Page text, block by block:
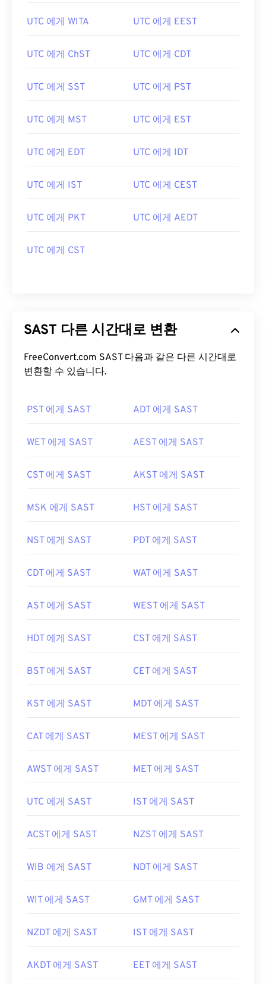
UTC 에게 WITA UTC 에게 EEST
UTC 에게 ChST UTC 에게 CDT
UTC 에게 SST UTC 에게 PST
UTC 에게 MST UTC 에게 EST
UTC 에게 EDT UTC 에게 IDT
UTC 에게 IST UTC 에게 CEST
UTC 에게 PKT UTC 에게 AEDT
UTC 에게 CST
SAST 다른 시간대로 변환
FreeConvert.com SAST 다음과 같은 다른 시간대로
변환할 수 있습니다.
PST 에게 SAST ADT 에게 SAST
WET 에게 SAST AEST 에게 SAST
CST 에게 SAST AKST 에게 SAST
MSK 에게 SAST HST 에게 SAST
NST 에게 SAST PDT 에게 SAST
CDT 에게 SAST WAT 에게 SAST
AST 에게 SAST WEST 에게 SAST
HDT 에게 SAST CST 에게 SAST
BST 에게 SAST CET 에게 SAST
KST 에게 SAST MDT 에게 SAST
CAT 에게 SAST MEST 에게 SAST
AWST 에게 SAST MET 에게 SAST
UTC 에게 SAST IST 에게 SAST
ACST 에게 SAST NZST 에게 SAST
WIB 에게 SAST NDT 에게 SAST
WIT 에게 SAST GMT 에게 SAST
NZDT 에게 SAST IST 에게 SAST
AKDT 에게 SAST EET 에게 SAST